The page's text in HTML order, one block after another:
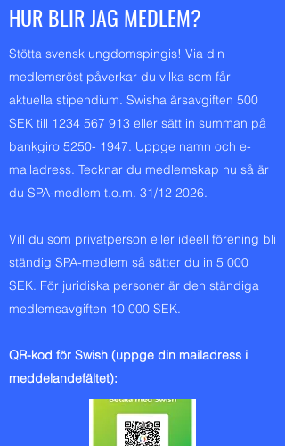
HUR BLIR JAG MEDLEM?
Stötta svensk ungdomspingis! Via din
medlemsröst påverkar du vilka som får
aktuella stipendium. Swisha årsavgiften 500
SEK till 1234 567 913 eller sätt in summan på
bankgiro 5250- 1947. Uppge namn och e-
mailadress. Tecknar du medlemskap nu så är
du SPA-medlem t.o.m. 31/12 2026.
Vill du som privatperson eller ideell förening bli
ständig SPA-medlem så sätter du in 5 000
SEK. För juridiska personer är den ständiga
medlemsavgiften 10 000 SEK.
QR-kod för Swish (uppge din mailadress i
meddelandefältet):